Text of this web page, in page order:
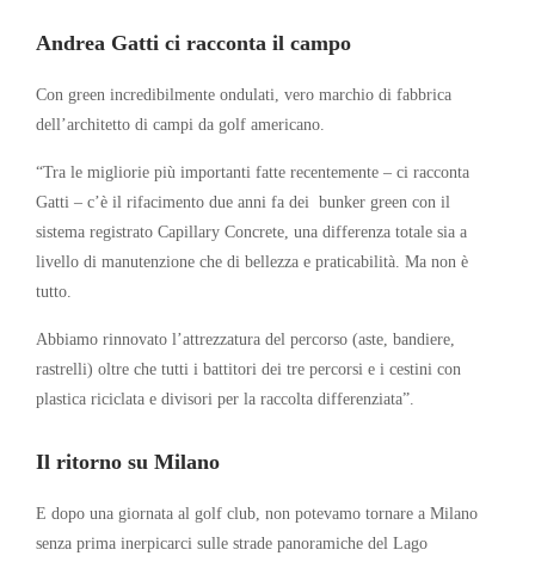
Andrea Gatti ci racconta il campo
Con green incredibilmente ondulati, vero marchio di fabbrica
dell’architetto di campi da golf americano.
“Tra le migliorie più importanti fatte recentemente – ci racconta
Gatti – c’è il rifacimento due anni fa dei bunker green con il
sistema registrato Capillary Concrete, una differenza totale sia a
livello di manutenzione che di bellezza e praticabilità. Ma non è
tutto.
Abbiamo rinnovato l’attrezzatura del percorso (aste, bandiere,
rastrelli) oltre che tutti i battitori dei tre percorsi e i cestini con
plastica riciclata e divisori per la raccolta differenziata”.
Il ritorno su Milano
E dopo una giornata al golf club, non potevamo tornare a Milano
senza prima inerpicarci sulle strade panoramiche del Lago